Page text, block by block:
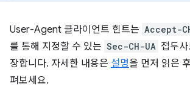
User-Agent 클라이언트 힌트는 Accept-
를 통해 지정할 수 있는 Sec-CH-UA 접두
장합니다. 자세한 내용은 설명을 먼저 읽은 후
펴보세요.